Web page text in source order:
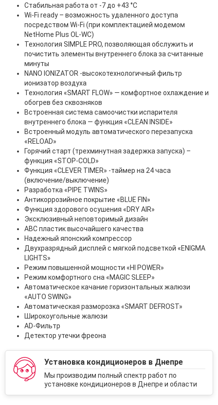
Стабильная работа от -7 до +43 °C
Wi-Fi ready – возможность удаленного доступа
посредством Wi-Fi (при комплектацией модемом
NetHome Plus OL-WC)
Технология SIMPLE PRO, позволяющая обслужить и
почистить элементы внутреннего блока за считанные
минуты
NANO IONIZATOR -высокотехнологичный фильтр
ионизатор воздуха
Технология «SMART FLOW» — комфортное охлаждение и
обогрев без сквозняков
Встроенная система самоочистки испарителя
внутреннего блока — функция «CLEAN INSIDE»
Встроенный модуль автоматического перезапуска
«RELOAD»
Горячий старт (трехминутная задержка запуска) –
функция «STOP-COLD»
Функция «СLEVER TIMER» -таймер на 24 часа
(включение/выключение)
Разработка «PIPE TWINS»
Антикоррозийное покрытие «BLUE FIN»
Функция здорового осушения «DRY AIR»
Эксклюзивный неповторимый дизайн
ABC пластик высочайшего качества
Надежный японский компрессор
Двухразрядный дисплей c мягкой подсветкой «ENIGMA
LIGHTS»
Режим повышенной мощности «HI POWER»
Режим комфортного сна «MAGIC SLEEP»
Автоматическое качание горизонтальных жалюзи
«AUTO SWING»
Автоматическая разморозка «SMART DEFROST»
Широкоугольные жалюзи
AD-Фильтр
Детектор утечки фреона
Установка кондиционеров в Днепре
Мы производим полный спектр работ по
установке кондиционеров в Днепре и области